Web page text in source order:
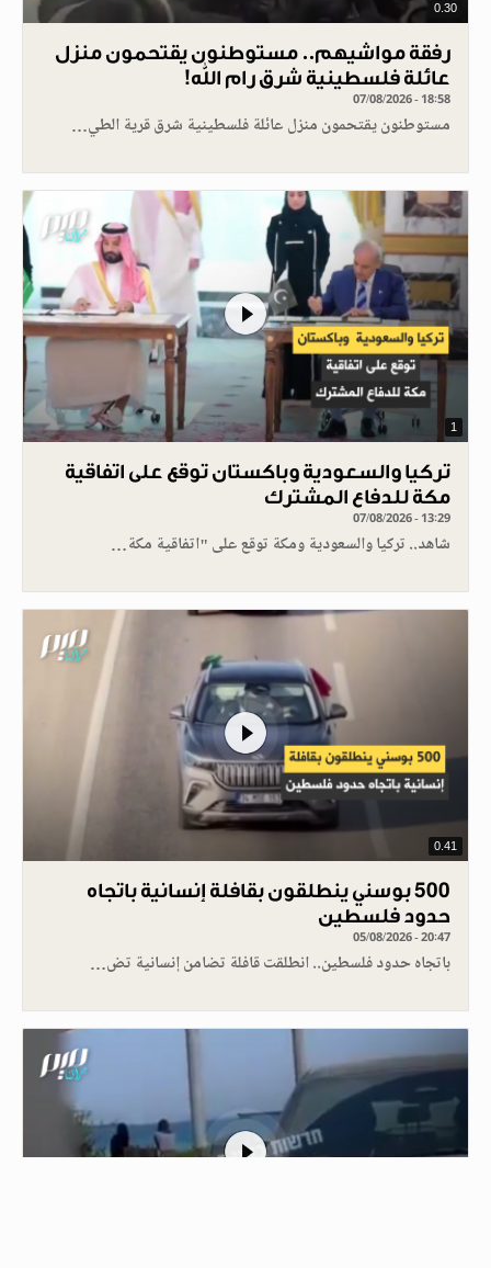
0.30
رفقة مواشيهم.. مستوطنون يقتحمون منزل
عائلة فلسطينية شرق رام الله!
07/08/2026 - 18:58
مستوطنون يقتحمون منزل عائلة فلسطينية شرق قرية الطي…
1
تركيا والسعودية وباكستان توقع على اتفاقية
مكة للدفاع المشترك
07/08/2026 - 13:29
شاهد.. تركيا والسعودية ومكة توقع على "اتفاقية مكة…
0.41
500 بوسني ينطلقون بقافلة إنسانية باتجاه
حدود فلسطين
05/08/2026 - 20:47
باتجاه حدود فلسطين.. انطلقت قافلة تضامن إنسانية تض…